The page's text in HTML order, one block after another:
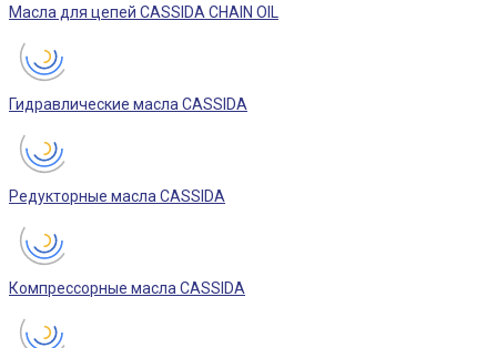
Масла для цепей CASSIDA CHAIN OIL
Гидравлические масла CASSIDA
Редукторные масла CASSIDA
Компрессорные масла CASSIDA